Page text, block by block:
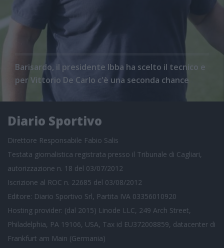
Barisardo, il presidente Ibba ha scelto il tecnico e
per Vittorio De Carlo c'è una seconda chance
Diario Sportivo
Direttore Responsabile Fabio Salis
Testata giornalistica registrata presso il Tribunale di Cagliari,
autorizzazione n. 18 del 03/07/2012
Iscrizione al ROC n. 22685 del 03/08/2012
Editore: Diario Sportivo Srl, Partita IVA 03356010920
Hosting provider: (dal 2015) Linode LLC, 249 Arch Street,
Philadelphia, PA 19106, USA, Tax id EU372008859, datacenter di
Frankfurt am Main (Germania)